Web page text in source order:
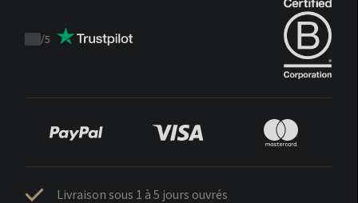
Trustpilot
/5
Livraison sous 1 à 5 jours ouvrés